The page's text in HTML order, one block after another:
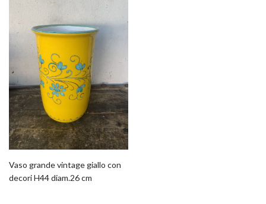
Vaso grande vintage giallo con
decori H44 diam.26 cm